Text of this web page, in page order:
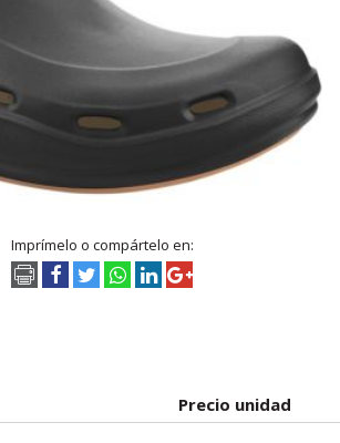
Imprímelo o compártelo en:
Precio unidad